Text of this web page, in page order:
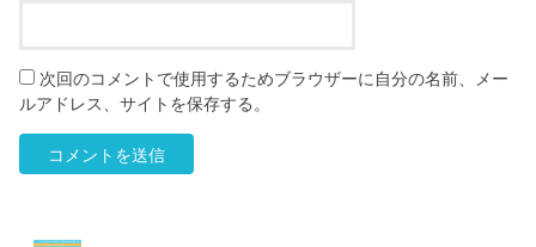
次回のコメントで使用するためブラウザーに自分の名前、メー
ルアドレス、サイトを保存する。